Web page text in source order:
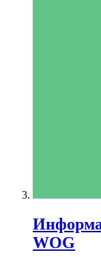
WOG